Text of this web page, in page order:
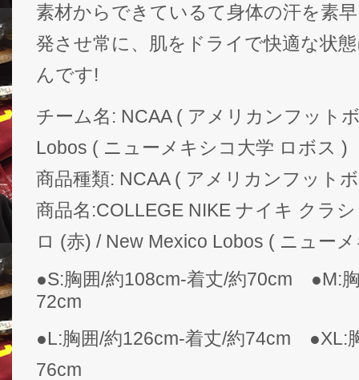
素材からできているて身体の汗を素
発させ常に、肌をドライで快適な状
んです!
チーム名: NCAA ( アメリカンフット
Lobos ( ニューメキシコ大学 ロボス )
商品種類: NCAA ( アメリカンフット
商品名:COLLEGE NIKE ナイキ クラ
ロ (赤) / New Mexico Lobos ( ニュー
●S:胸囲/約108cm-着丈/約70cm ●M:
72cm
●L:胸囲/約126cm-着丈/約74cm ●XL:
76cm